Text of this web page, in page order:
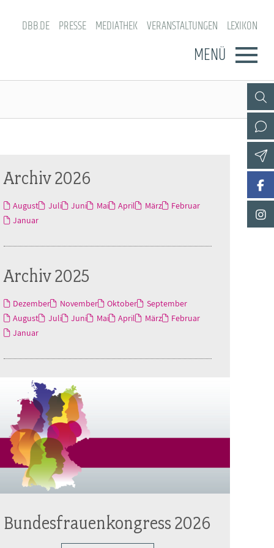
DBB.DE PRESSE MEDIATHEK VERANSTALTUNGEN LEXIKON
MENÜ
Archiv 2026
August Juli Juni Mai April März
Februar
Januar
Archiv 2025
Dezember November Oktober
September
August
Juli Juni Mai April März
Februar
Januar
Bundesfrauenkongress 2026